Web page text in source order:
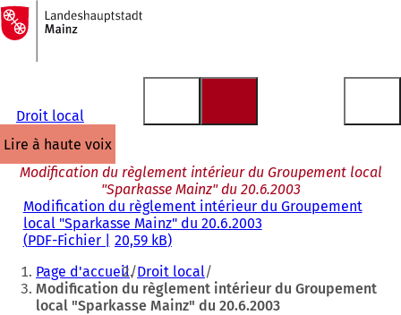
Accéder au contenu
Vers
la
page
d'accueil
Droit local
lire à haute voix
Modification du règlement intérieur du Groupement local
"Sparkasse Mainz" du 20.6.2003
Modification du règlement intérieur du Groupement
local "Sparkasse Mainz" du 20.6.2003
PDF-Fichier 20,59 kB
Vous
êtes
Page d'accueil Droit local
Modification du règlement intérieur du Groupement
local "Sparkasse Mainz" du 20.6.2003